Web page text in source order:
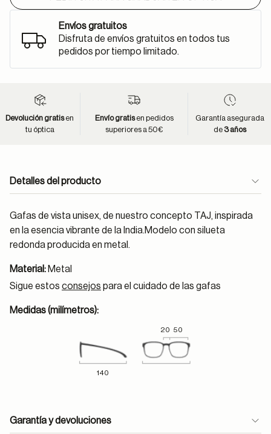
Envíos gratuitos
Disfruta de envíos gratuitos en todos tus
pedidos por tiempo limitado.
Devolución gratisen
tu óptica
Envío gratisen pedidos
superiores a 50€
Garantía asegurada
de 3 años
Detalles del producto
Gafas de vista unisex, de nuestro concepto TAJ, inspirada
en la esencia vibrante de la India.Modelo con silueta
redonda producida en metal.
Material: Metal
Sigue estos consejos para el cuidado de las gafas
Medidas (milímetros):
20 50
140
Garantía y devoluciones